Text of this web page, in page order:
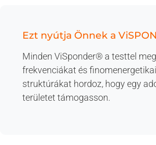
Ezt nyútja Önnek a
Minden ViSponder® a testtel
frekvenciákat és finomenergetikai
struktúrákat hordoz, hogy egy
területet támogasson.